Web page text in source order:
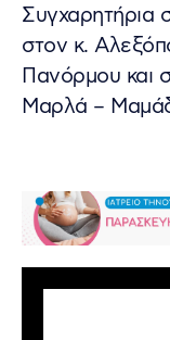
Συγχαρητήρια
στον κ.
Πανόρμου και
Μαρλά –